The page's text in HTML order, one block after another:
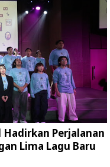
Hadirkan Perjalanan
Lima Lagu Baru